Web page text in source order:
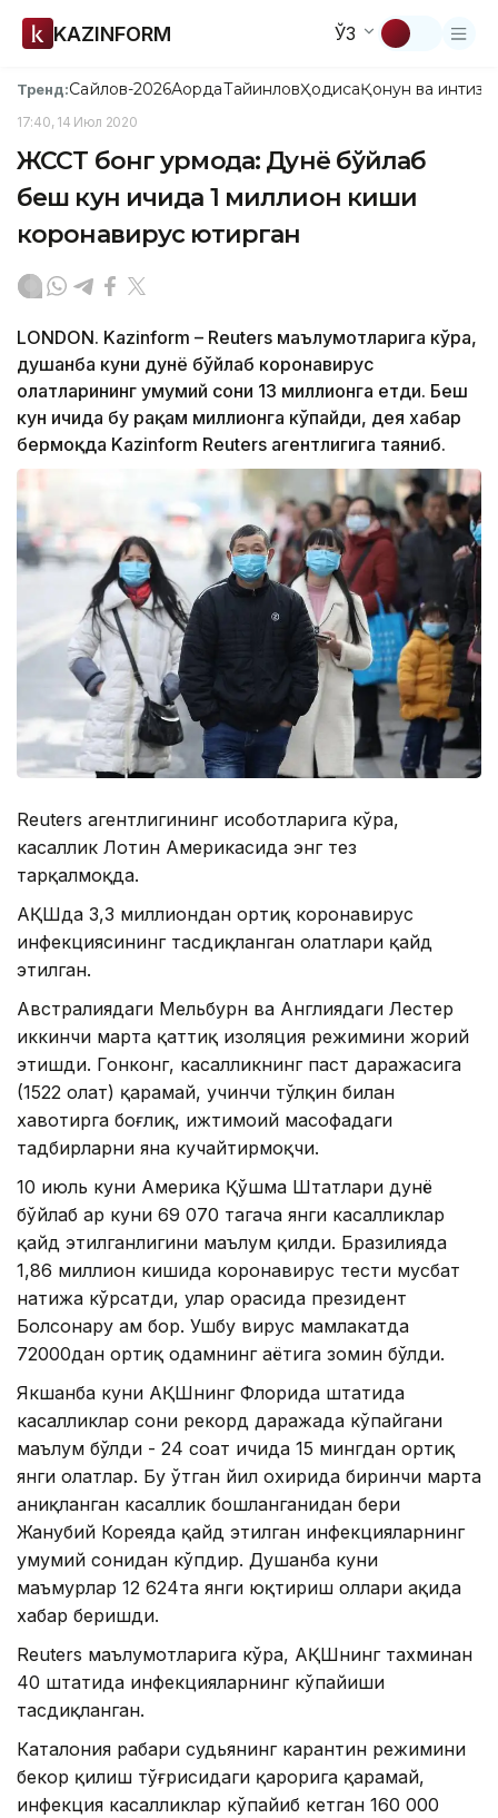
KAZINFORM ЎЗ
Тренд:Сайлов-2026АқордаТайинловҲодисаҚонун ва
17:40, 14 Июл 2020
ЖССТ бонг урмоқда: Дунё бўйлаб
беш кун ичида 1 миллион киши
коронавирус юқтирган
LONDON. Kazinform – Reuters маълумотларига кўра,
душанба куни дунё бўйлаб коронавирус
ҳолатларининг умумий сони 13 миллионга етди. Беш
кун ичида бу рақам миллионга кўпайди, дея хабар
бермоқда Kazinform Reuters агентлигига таяниб.
Reuters агентлигининг ҳисоботларига кўра,
касаллик Лотин Америкасида энг тез
тарқалмоқда.
АҚШда 3,3 миллиондан ортиқ коронавирус
инфекциясининг тасдиқланган ҳолатлари қайд
этилган.
Австралиядаги Мельбурн ва Англиядаги Лестер
иккинчи марта қаттиқ изоляция режимини жорий
этишди. Гонконг, касалликнинг паст даражасига
(1522 ҳолат) қарамай, учинчи тўлқин билан
хавотирга боғлиқ, ижтимоий масофадаги
тадбирларни яна кучайтирмоқчи.
10 июль куни Америка Қўшма Штатлари дунё
бўйлаб ҳар куни 69 070 тагача янги касалликлар
қайд этилганлигини маълум қилди. Бразилияда
1,86 миллион кишида коронавирус тести мусбат
натижа кўрсатди, улар орасида президент
Болсонару ҳам бор. Ушбу вирус мамлакатда
72000дан ортиқ одамнинг ҳаётига зомин бўлди.
Якшанба куни АҚШнинг Флорида штатида
касалликлар сони рекорд даражада кўпайгани
маълум бўлди - 24 соат ичида 15 мингдан ортиқ
янги ҳолатлар. Бу ўтган йил охирида биринчи марта
аниқланган касаллик бошланганидан бери
Жанубий Кореяда қайд этилган инфекцияларнинг
умумий сонидан кўпдир. Душанба куни
маъмурлар 12 624та янги юқтириш ҳоллари ҳақида
хабар беришди.
Reuters маълумотларига кўра, АҚШнинг тахминан
40 штатида инфекцияларнинг кўпайиши
тасдиқланган.
Каталония раҳбари судьянинг карантин режимини
бекор қилиш тўғрисидаги қарорига қарамай,
инфекция касалликлар кўпайиб кетган 160 000